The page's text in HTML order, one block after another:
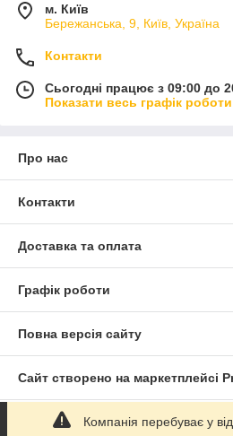
м. Київ
Бережанська, 9, Київ, Україна
Контакти
Сьогодні працює з 09:00 до
Показати весь графік роботи
Про нас
Контакти
Доставка та оплата
Графік роботи
Повна версія сайту
Сайт створено на маркетплейсі
Політика конфіденційності
Компанія перебуває у